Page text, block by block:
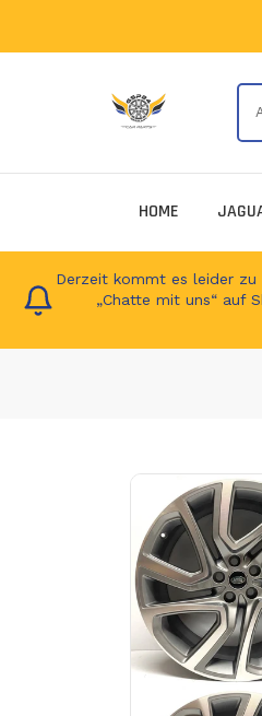
HOME
Derzeit kommt es leider zu
„Chatte mit uns“ auf